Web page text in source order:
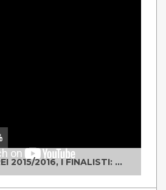
UNO TWO DREI 2015/2016, I FINALISTI: CLASSE IV ALS ISTITUTO "DEGASPERI" BORGO VALSUGANA